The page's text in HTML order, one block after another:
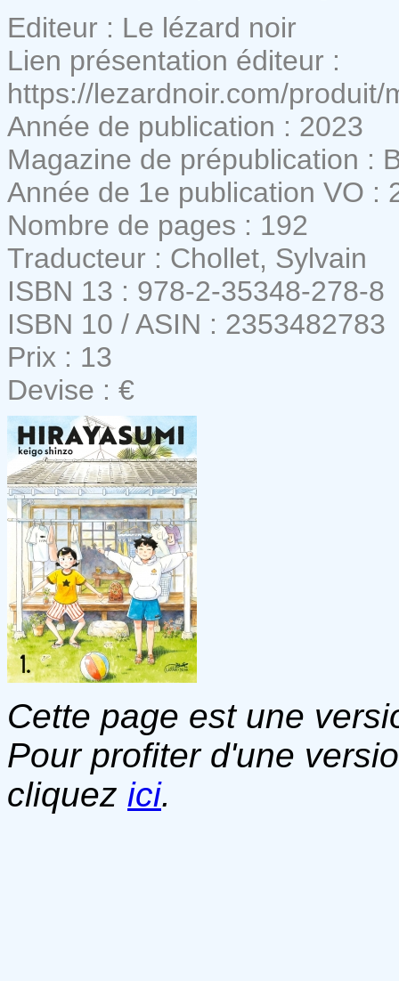
Editeur : Le lézard noir
Lien présentation éditeur :
https://lezardnoir.com/
Année de publication : 2023
Magazine de prépublication :
Année de 1e publication VO :
Nombre de pages : 192
Traducteur : Chollet, Sylvain
ISBN 13 : 978-2-35348-278-8
ISBN 10 / ASIN : 2353482783
Prix : 13
Devise : €
Cette page est une
Pour profiter d'une
cliquez ici.